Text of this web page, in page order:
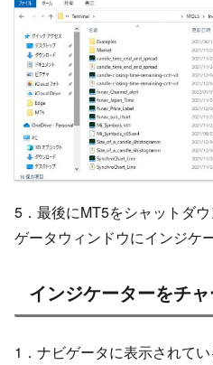
5．最後にMT5をシャットダ
ゲータウィンドウにインジケ
インジケーターをチ
1．ナビゲータに表示されて